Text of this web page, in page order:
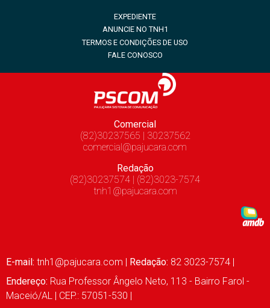
EXPEDIENTE
ANUNCIE NO TNH1
TERMOS E CONDIÇÕES DE USO
FALE CONOSCO
Comercial
(82)30237565 | 30237562
comercial@pajucara.com
Redação
(82)30237574 | (82)3023-7574
tnh1@pajucara.com
E-mail: tnh1@pajucara.com | Redação: 82 3023-7574 |
Endereço: Rua Professor Ângelo Neto, 113 - Bairro Farol -
Maceió/AL | CEP.: 57051-530 |